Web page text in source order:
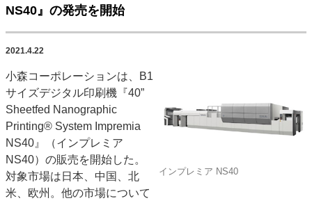
新着記事 特集記事
インタビュー
コレクション
SDGs・地域
ポストプレス ビジネス
市場・統計
人事・移転・異動・訃報
特集記事カテゴリー一覧
特集・デジタル印刷 アイデアで勝負！ ～多様なビジネス・多彩な商材～
JAPAN PACK 2023 特集
中古印刷機・製本機特集
2022 見える化・MIS特集
2022 検査・校正特集
NS40』の発売を開始
2021.4.22
インプレミア NS40
小森コーポレーションは、B1
サイズデジタル印刷機『40”
Sheetfed Nanographic
Printing® System Impremia
NS40』（インプレミア
NS40）の販売を開始した。
対象市場は日本、中国、北
米、欧州。他の市場について